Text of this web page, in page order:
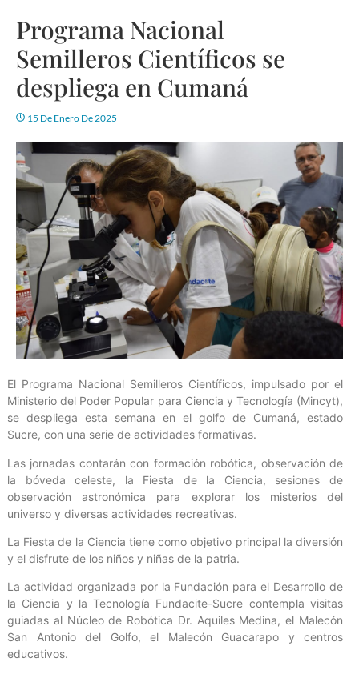
Programa Nacional
Semilleros Científicos se
despliega en Cumaná
15 De Enero De 2025
El Programa Nacional Semilleros Científicos, impulsado por el
Ministerio del Poder Popular para Ciencia y Tecnología (Mincyt),
se despliega esta semana en el golfo de Cumaná, estado
Sucre, con una serie de actividades formativas.
Las jornadas contarán con formación robótica, observación de
la bóveda celeste, la Fiesta de la Ciencia, sesiones de
observación astronómica para explorar los misterios del
universo y diversas actividades recreativas.
La Fiesta de la Ciencia tiene como objetivo principal la diversión
y el disfrute de los niños y niñas de la patria.
La actividad organizada por la Fundación para el Desarrollo de
la Ciencia y la Tecnología Fundacite-Sucre contempla visitas
guiadas al Núcleo de Robótica Dr. Aquiles Medina, el Malecón
San Antonio del Golfo, el Malecón Guacarapo y centros
educativos.